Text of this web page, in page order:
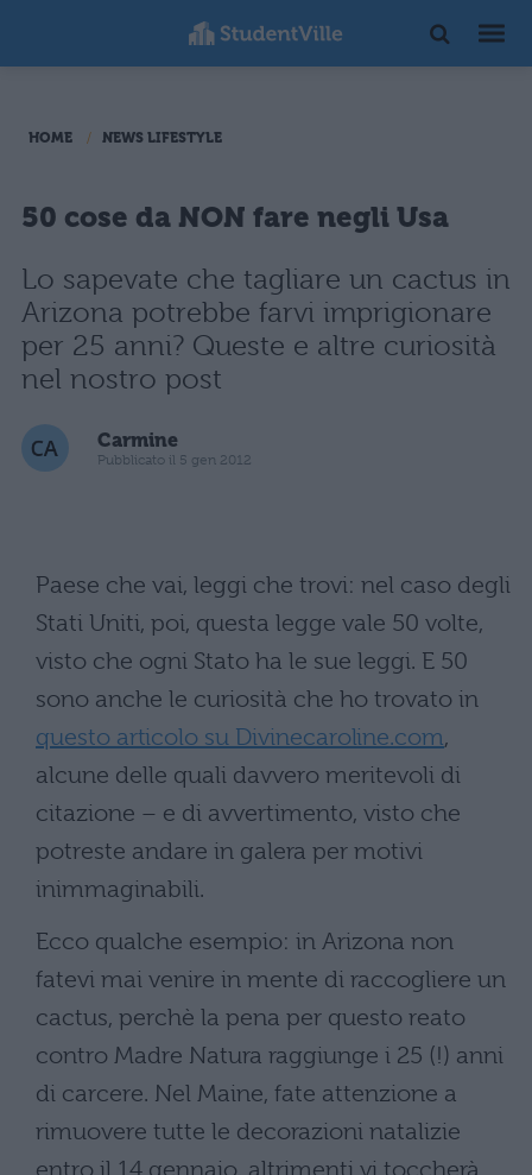
HOME NEWS LIFESTYLE
50 cose da NON fare negli Usa
Lo sapevate che tagliare un cactus in
Arizona potrebbe farvi imprigionare
per 25 anni? Queste e altre curiosità
nel nostro post
Carmine
Pubblicato il 5 gen 2012
Paese che vai, leggi che trovi: nel caso degli
Stati Uniti, poi, questa legge vale 50 volte,
visto che ogni Stato ha le sue leggi. E 50
sono anche le curiosità che ho trovato in
questo articolo su Divinecaroline.com,
alcune delle quali davvero meritevoli di
citazione – e di avvertimento, visto che
potreste andare in galera per motivi
inimmaginabili.
Ecco qualche esempio: in Arizona non
fatevi mai venire in mente di raccogliere un
cactus, perchè la pena per questo reato
contro Madre Natura raggiunge i 25 (!) anni
di carcere. Nel Maine, fate attenzione a
rimuovere tutte le decorazioni natalizie